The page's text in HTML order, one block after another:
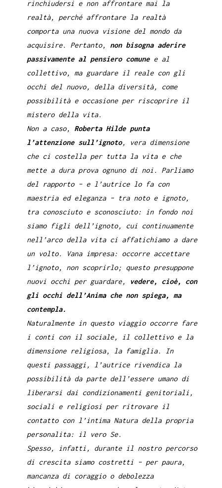
rinchiudersi e non affrontare mai la
realtà, perché affrontare la realtà
comporta una nuova visione del mondo da
acquisire. Pertanto, non bisogna aderire
passivamente al pensiero comunee al
collettivo, ma guardare il reale con gli
occhi del nuovo, della diversità, come
possibilità e occasione per riscoprire il
mistero della vita.
Non a caso, Roberta Hilde punta
l’attenzione sull’ignoto, vera dimensione
che ci costella per tutta la vita e che
mette a dura prova ognuno di noi. Parliamo
del rapporto – e l’autrice lo fa con
maestria ed eleganza – tra noto e ignoto,
tra conosciuto e sconosciuto: in fondo noi
siamo figli dell’ignoto, cui continuamente
nell’arco della vita ci affatichiamo a dare
un volto. Vana impresa: occorre accettare
l’ignoto, non scoprirlo; questo presuppone
nuovi occhi per guardare,
vedere, cioè, con
gli occhi dell’Anima che non spiega, ma
contempla.
Naturalmente in questo viaggio occorre fare
i conti con il sociale, il collettivo e la
dimensione religiosa, la famiglia. In
questi passaggi, l’autrice rivendica la
possibilità da parte dell’essere umano di
liberarsi dai condizionamenti genitoriali,
sociali e religiosi per ritrovare il
contatto con l’intima Natura della propria
personalita: il vero Se.
Spesso, infatti, durante il nostro percorso
di crescita siamo costretti – per paura,
mancanza di coraggio o debolezza